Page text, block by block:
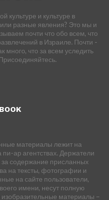
культуре и культуре в
разные явления? Это мы и
почти что обо всем, что
в Израиле. Почти -
много, что за всем уследить
материалы лежит на
пи-ар агентствах. Держатели
за содержание присланных
на тексты, фотографии и
на сайте пользователи,
имени, несут полную
изобразительные материалы –